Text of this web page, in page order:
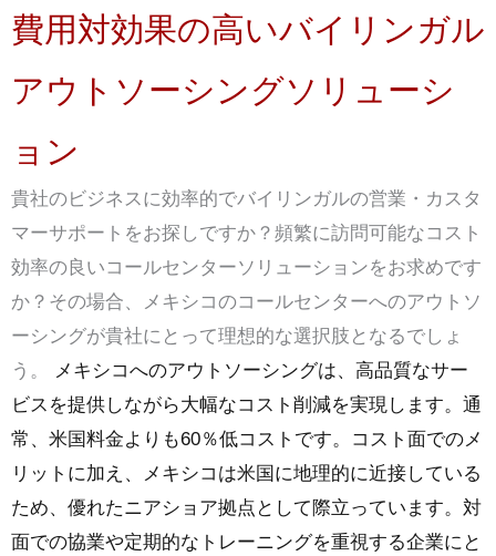
費用対効果の高いバイリンガル
アウトソーシングソリューシ
ョン
貴社のビジネスに効率的でバイリンガルの営業・カスタ
マーサポートをお探しですか？頻繁に訪問可能なコスト
効率の良いコールセンターソリューションをお求めです
か？その場合、メキシコのコールセンターへのアウトソ
ーシングが貴社にとって理想的な選択肢となるでしょ
う。
メキシコへのアウトソーシングは、高品質なサー
ビスを提供しながら大幅なコスト削減を実現します。通
常、米国料金よりも60％低コストです。コスト面でのメ
リットに加え、メキシコは米国に地理的に近接している
ため、優れたニアショア拠点として際立っています。対
面での協業や定期的なトレーニングを重視する企業にと